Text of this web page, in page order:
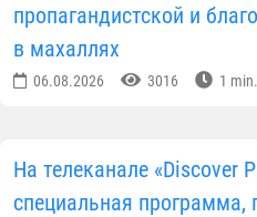
пропагандистской и
в махаллях
06.08.2026 3016 1 min.
На телеканале «Discover
специальная программа,